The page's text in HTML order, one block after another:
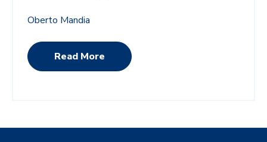
Oberto Mandia
Read More